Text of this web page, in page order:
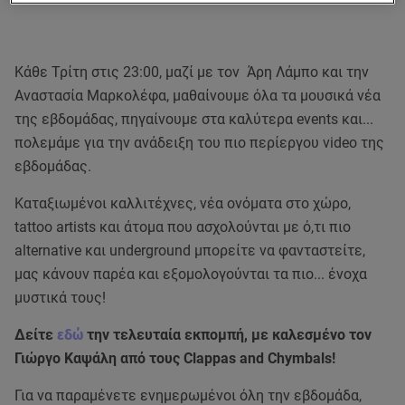
Κάθε Τρίτη στις 23:00, μαζί με τον Άρη Λάμπο και την
Αναστασία Μαρκολέφα, μαθαίνουμε όλα τα μουσικά νέα
της εβδομάδας, πηγαίνουμε στα καλύτερα events και...
πολεμάμε για την ανάδειξη του πιο περίεργου video της
εβδομάδας.
Καταξιωμένοι καλλιτέχνες, νέα ονόματα στο χώρο,
tattoo artists και άτομα που ασχολούνται με ό,τι πιο
alternative και underground μπορείτε να φανταστείτε,
μας κάνουν παρέα και εξομολογούνται τα πιο... ένοχα
μυστικά τους!
Δείτε εδώ την τελευταία εκπομπή, με καλεσμένο τον
Γιώργο Καψάλη από τους Clappas and Chymbals!
Για να παραμένετε ενημερωμένοι όλη την εβδομάδα,